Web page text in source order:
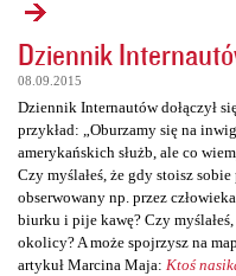
Dziennik
08.09.2015
Dziennik Internautów dołączył
przykład: „Oburzamy się na
amerykańskich służb, ale co
Czy myślałeś, że gdy stoisz
obserwowany np. przez
biurku i pije kawę? Czy
okolicy? A może spojrzysz na
artykuł Marcina Maja: Ktoś